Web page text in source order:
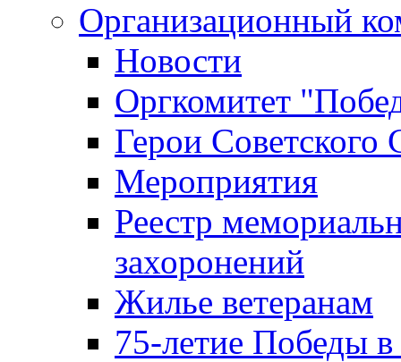
Организационный
Новости
Оргкомитет
Герои Советского
Мероприятия
Реестр
захоронений
Жилье ветеранам
75-летие Победы